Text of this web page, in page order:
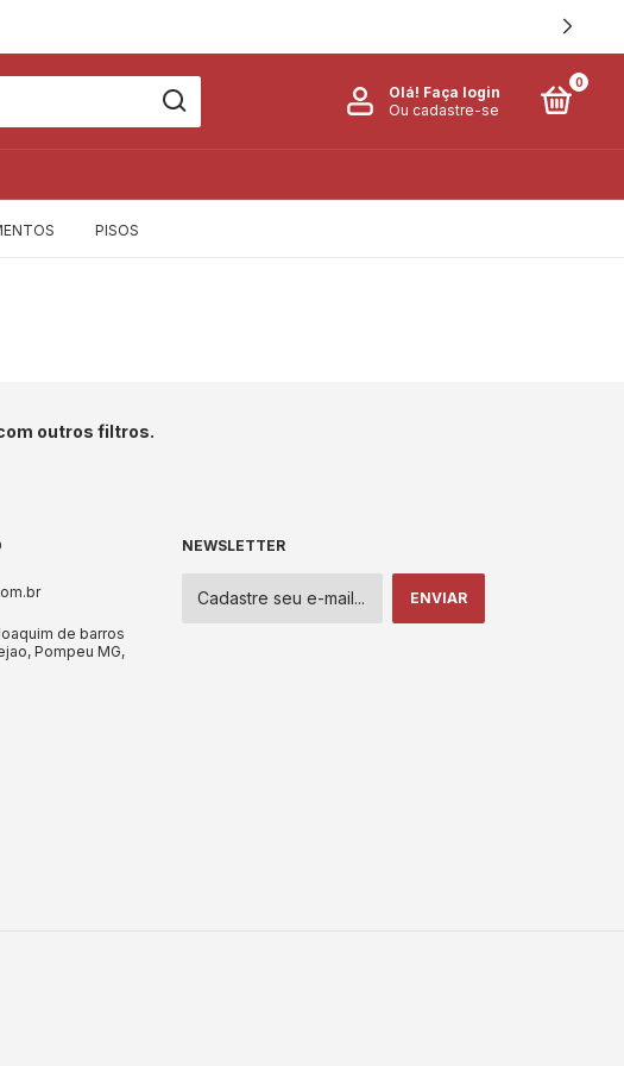
Olá! Faça login
Ou cadastre-se
0
PISOS
outros filtros.
de barros
Pompeu MG,
NEWSLETTER